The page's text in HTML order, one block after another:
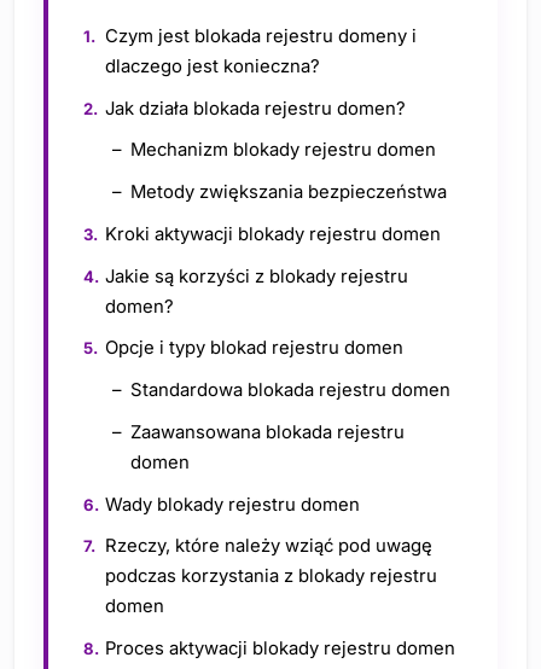
Czym jest blokada rejestru domeny i
dlaczego jest konieczna?
Jak działa blokada rejestru domen?
Mechanizm blokady rejestru domen
Metody zwiększania bezpieczeństwa
Kroki aktywacji blokady rejestru domen
Jakie są korzyści z blokady rejestru
domen?
Opcje i typy blokad rejestru domen
Standardowa blokada rejestru domen
Zaawansowana blokada rejestru
domen
Wady blokady rejestru domen
Rzeczy, które należy wziąć pod uwagę
podczas korzystania z blokady rejestru
domen
Proces aktywacji blokady rejestru domen